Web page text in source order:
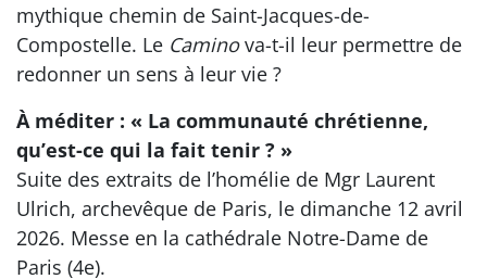
mythique chemin de Saint-Jacques-de-
Compostelle. Le Caminova-t-il leur permettre de
redonner un sens à leur vie ?
À méditer : « La communauté chrétienne,
qu’est-ce qui la fait tenir ? »
Suite des extraits de l’homélie de Mgr Laurent
Ulrich, archevêque de Paris, le dimanche 12 avril
2026. Messe en la cathédrale Notre-Dame de
Paris (4e).